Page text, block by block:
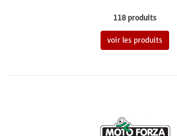
118 produits
voir les produits